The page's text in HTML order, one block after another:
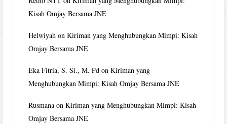
Kisah Omjay Bersama JNE
Helwiyah onKiriman yang Menghubungkan Mimpi: Kisah
Omjay Bersama JNE
Eka Fitria, S. Si., M. Pd onKiriman yang
Menghubungkan Mimpi: Kisah Omjay Bersama JNE
Rusmana onKiriman yang Menghubungkan Mimpi: Kisah
Omjay Bersama JNE